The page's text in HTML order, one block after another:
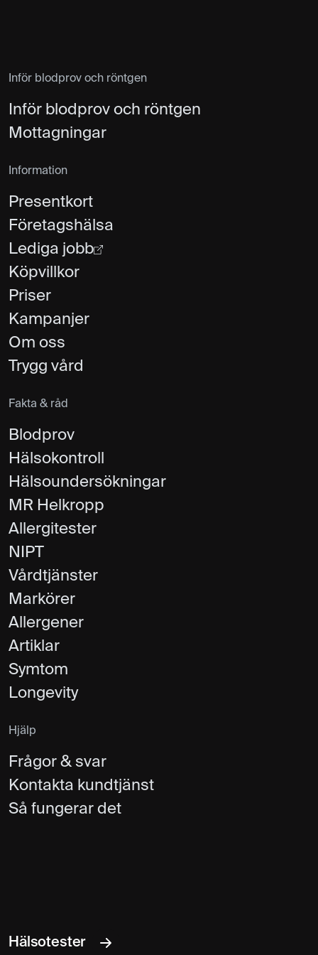
Inför blodprov och röntgen
Inför blodprov och röntgen
Mottagningar
Information
Presentkort
Företagshälsa
Lediga jobb
Köpvillkor
Priser
Kampanjer
Om oss
Trygg vård
Fakta & råd
Blodprov
Hälsokontroll
Hälsoundersökningar
MR Helkropp
Allergitester
NIPT
Vårdtjänster
Markörer
Allergener
Artiklar
Symtom
Longevity
Hjälp
Frågor & svar
Kontakta kundtjänst
Så fungerar det
Hälsotester